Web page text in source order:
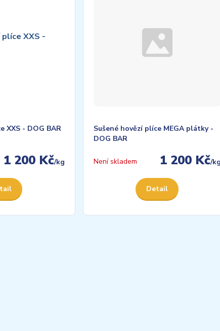
XXS - DOG BAR
1 200 Kč/kg
Sušené hovězí plíce MEGA plátky -
DOG BAR
1 200 Kč/kg
Není skladem
Detail